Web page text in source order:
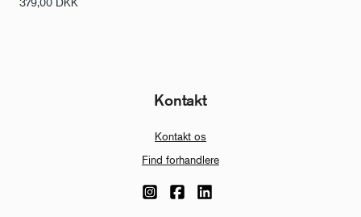
Kontakt
Kontakt os
Find forhandlere